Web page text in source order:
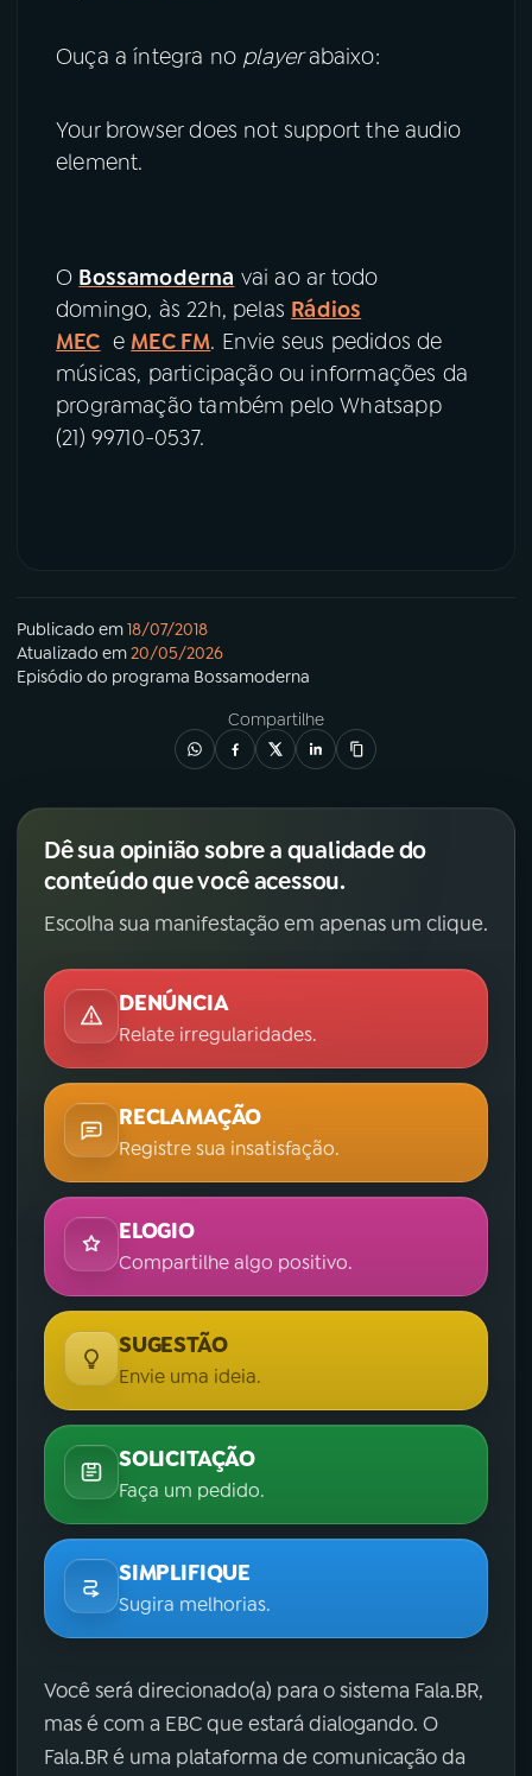
Ouça a íntegra no playerabaixo:
Your browser does not support the audio
element.
O Bossamoderna vai ao ar todo
domingo, às 22h, pelas Rádios
MEC e MEC FM. Envie seus pedidos de
músicas, participação ou informações da
programação também pelo Whatsapp
(21) 99710-0537.
Publicado em18/07/2018
Atualizado em20/05/2026
Episódio do programa Bossamoderna
Compartilhe
Dê sua opinião sobre a qualidade do
conteúdo que você acessou.
Escolha sua manifestação em apenas um clique.
DENÚNCIA
Relate irregularidades.
RECLAMAÇÃO
Registre sua insatisfação.
ELOGIO
Compartilhe algo positivo.
SUGESTÃO
Envie uma ideia.
SOLICITAÇÃO
Faça um pedido.
SIMPLIFIQUE
Sugira melhorias.
Você será direcionado(a) para o sistema Fala.BR,
mas é com a EBC que estará dialogando. O
Fala.BR é uma plataforma de comunicação da